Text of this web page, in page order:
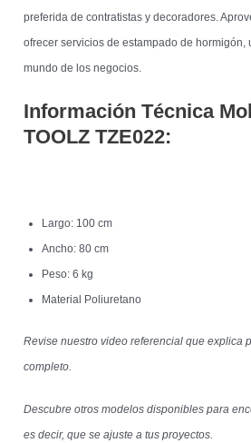
preferida de contratistas y decoradores.
ofrecer servicios de estampado de hormigón,
mundo de los negocios.
Información Técnica
TOOLZTZE022:
Largo: 100 cm
Ancho: 80 cm
Peso: 6 kg
Material Poliuretano
Revise nuestro video referencial que explica
completo.
Descubre otros modelos disponibles para
es decir, que se ajuste a tus proyectos.